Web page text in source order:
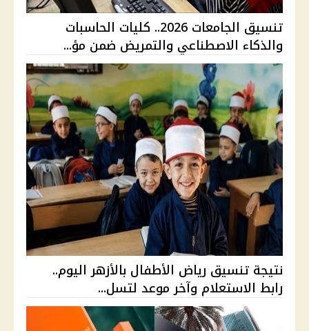
تنسيق الجامعات 2026.. كليات الحاسبات
والذكاء الاصطناعي والتمريض ضمن مؤ...
نتيجة تنسيق رياض الأطفال بالأزهر اليوم..
رابط الاستعلام وآخر موعد لتسل...